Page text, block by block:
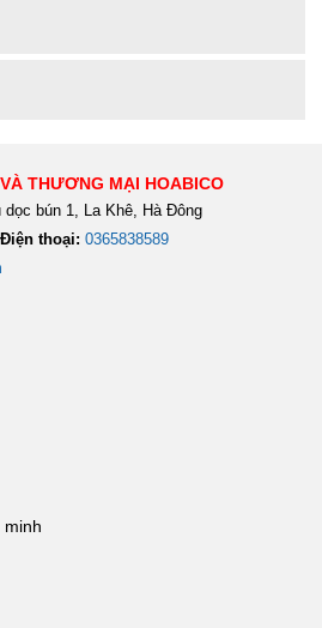
THƯƠNG MẠI HOABICO
bún 1, La Khê, Hà Đông
Điện thoại: 0365838589